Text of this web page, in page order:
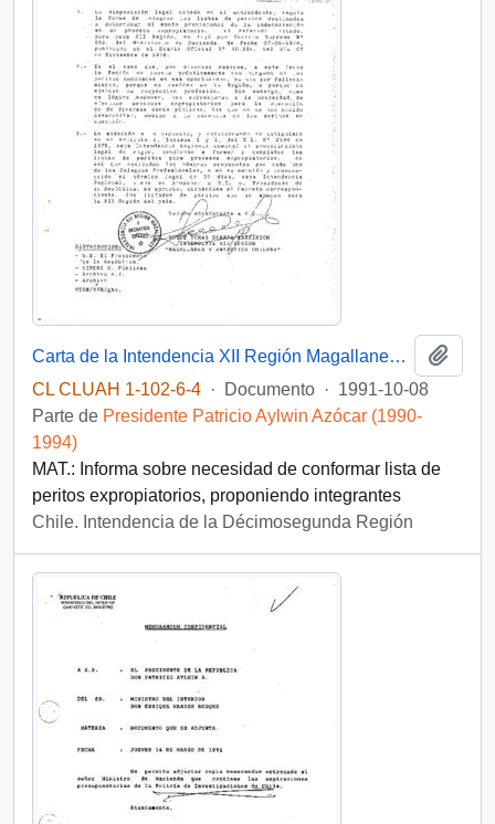
Carta de la Intendencia XII Región Magallanes y Antártica Chilena, del Intendente Roque Tomás Scarpa Martinich, dirigida a S.E. El Presidente de la República, Don Patricio Aylwin Azócar
CL CLUAH 1-102-6-4 · Documento · 1991-10-08
Parte de Presidente Patricio Aylwin Azócar (1990-
1994)
MAT.: Informa sobre necesidad de conformar lista de
peritos expropiatorios, proponiendo integrantes
Chile. Intendencia de la Décimosegunda Región